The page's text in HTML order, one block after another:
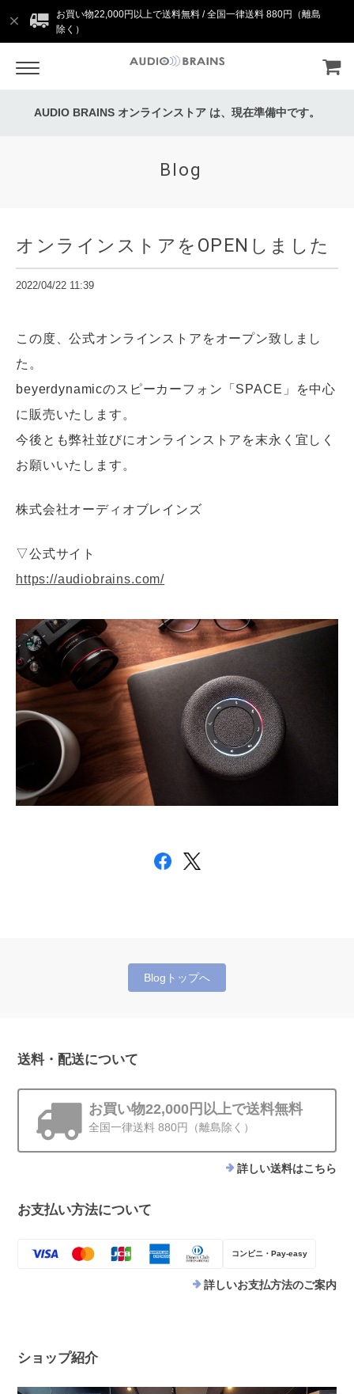
お買い物22,000円以上で送料無料 / 全国一律送料 880円（離島
除く）
AUDIO BRAINS オンラインストア は、現在準備中です。
Blog
オンラインストアをOPENしました
2022/04/22 11:39
この度、公式オンラインストアをオープン致しまし
た。
beyerdynamicのスピーカーフォン「SPACE」を中心
に販売いたします。
今後とも弊社並びにオンラインストアを末永く宜しく
お願いいたします。
株式会社オーディオブレインズ
▽公式サイト
https://audiobrains.com/
Blogトップへ
送料・配送について
お買い物22,000円以上で送料無料
全国一律送料 880円（離島除く）
詳しい送料はこちら
お支払い方法について
コンビニ・Pay-easy
詳しいお支払方法のご案内
ショップ紹介